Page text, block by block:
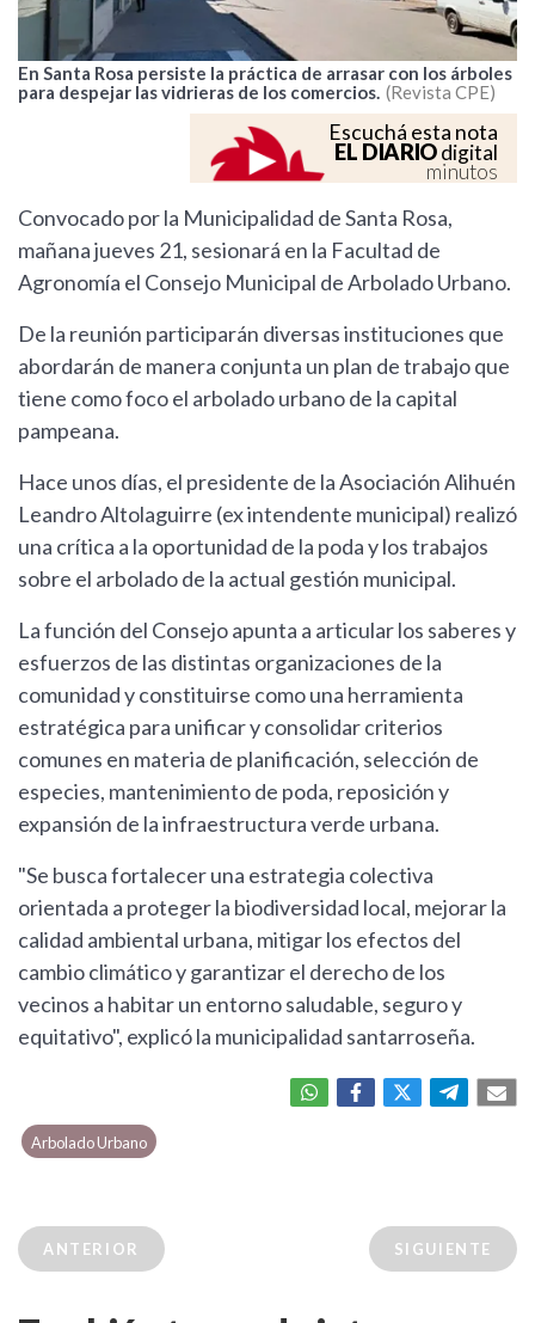
En Santa Rosa persiste la práctica de arrasar con los árboles
para despejar las vidrieras de los comercios. Revista CPE
Escuchá esta nota
EL DIARIOdigital
minutos
Convocado por la Municipalidad de Santa Rosa,
mañana jueves 21, sesionará en la Facultad de
Agronomía el Consejo Municipal de Arbolado Urbano.
De la reunión participarán diversas instituciones que
abordarán de manera conjunta un plan de trabajo que
tiene como foco el arbolado urbano de la capital
pampeana.
Hace unos días, el presidente de la Asociación Alihuén
Leandro Altolaguirre (ex intendente municipal) realizó
una crítica a la oportunidad de la poda y los trabajos
sobre el arbolado de la actual gestión municipal.
La función del Consejo apunta a articular los saberes y
esfuerzos de las distintas organizaciones de la
comunidad y constituirse como una herramienta
estratégica para unificar y consolidar criterios
comunes en materia de planificación, selección de
especies, mantenimiento de poda, reposición y
expansión de la infraestructura verde urbana.
"Se busca fortalecer una estrategia colectiva
orientada a proteger la biodiversidad local, mejorar la
calidad ambiental urbana, mitigar los efectos del
cambio climático y garantizar el derecho de los
vecinos a habitar un entorno saludable, seguro y
equitativo", explicó la municipalidad santarroseña.
Arbolado Urbano
ANTERIOR SIGUIENTE